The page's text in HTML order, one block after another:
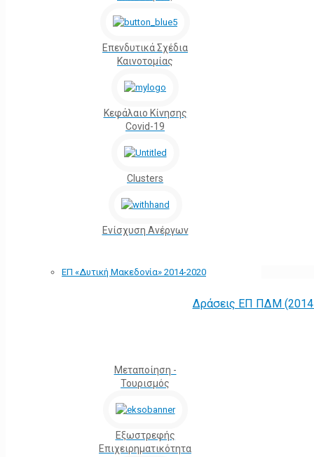
Επενδυτικά Σχέδια
Καινοτομίας
Κεφάλαιο Κίνησης
Covid-19
Clusters
Ενίσχυση Ανέργων
ΕΠ «Δυτική Μακεδονία» 2014-2020
Δράσεις ΕΠ ΠΔΜ (2014
Μεταποίηση -
Τουρισμός
Εξωστρεφής
Επιχειρηματικότητα